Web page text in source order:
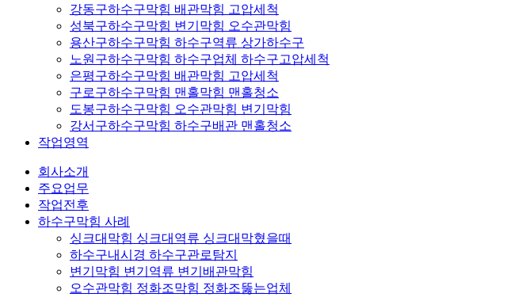
강동구하수구막힘 배관막힘 고압세척
성북구하수구막힘 변기막힘 오수관막힘
용산구하수구막힘 하수구역류 상가하수구
노원구하수구막힘 하수구업체 하수구고압세척
은평구하수구막힘 배관막힘 고압세척
구로구하수구막힘 맨홀막힘 맨홀청소
도봉구하수구막힘 오수관막힘 변기막힘
강서구하수구막힘 하수구배관 맨홀청소
작업영역
회사소개
주요업무
작업전후
하수구막힘 사례
싱크대막힘 싱크대역류 싱크대막혔을때
하수구내시경 하수구관로탐지
변기막힘 변기역류 변기배관막힘
오수관막힘 정화조막힘 정화조뚫는업체